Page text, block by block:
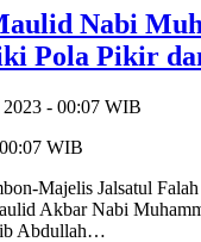
Nabi
Pola Pikir
- 00:07 WIB
WIB
Majelis Jalsatul
Akbar Nabi
Abdullah…